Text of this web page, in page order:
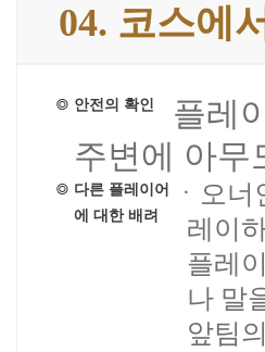
04. 코스에
안전의 확인
플레
주변에 아무
다른 플레이어
에 대한 배려
ㆍ오
레이
플레
나 말
앞팀